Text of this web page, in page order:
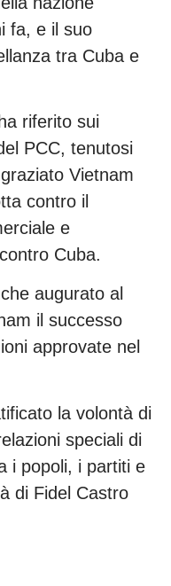
fa, e il suo
tra Cuba e
riferito sui
PCC, tenutosi
Vietnam
contro il
e
Cuba.
augurato al
il successo
approvate nel
la volontà di
speciali di
i popoli, i partiti e
di Fidel Castro